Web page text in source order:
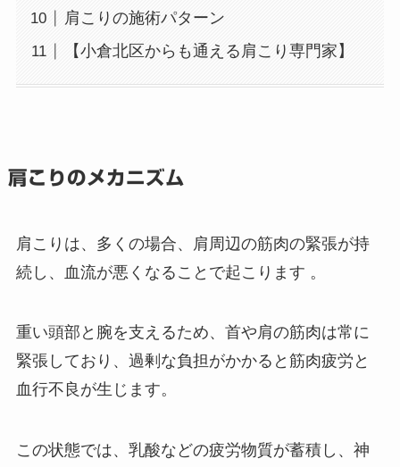
肩こりの施術パターン
【小倉北区からも通える肩こり専門家】
肩こりのメカニズム
肩こりは、多くの場合、肩周辺の筋肉の緊張が持
続し、血流が悪くなることで起こります 。
重い頭部と腕を支えるため、首や肩の筋肉は常に
緊張しており、過剰な負担がかかると筋肉疲労と
血行不良が生じます。
この状態では、乳酸などの疲労物質が蓄積し、神